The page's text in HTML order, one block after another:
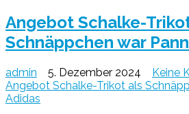
Angebot Schalke-
Schnäppchen war
admin 5. Dezember 2024 Keine
Angebot Schalke-Trikot als
Adidas